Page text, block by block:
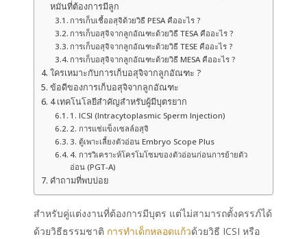
หมันที่ต้องการมีลูก
การเก็บเชื้ออสุจิด้วยวิธี PESA คืออะไร ?
การเก็บอสุจิจากลูกอัณฑะด้วยวิธี TESA คืออะไร ?
การเก็บอสุจิจากลูกอัณฑะด้วยวิธี TESE คืออะไร ?
การเก็บอสุจิจากลูกอัณฑะด้วยวิธี MESA คืออะไร ?
ใครเหมาะกับการเก็บอสุจิจากลูกอัณฑะ ?
ข้อดีของการเก็บอสุจิจากลูกอัณฑะ
4 เทคโนโลยีสำคัญสำหรับผู้มีบุตรยาก
1. ICSI (Intracytoplasmic Sperm Injection)
2. การแช่แข็งเซลล์อสุจิ
3. ตู้เพาะเลี้ยงตัวอ่อน Embryo Scope Plus
4. การวิเคราะห์โครโมโซมของตัวอ่อนก่อนการย้ายตัว
อ่อน (PGT-A)
คำถามที่พบบ่อย
สำหรับคู่แต่งงานที่ต้องการมีบุตร แต่ไม่สามารถตั้งครรภ์ได้
ด้วยวิธีธรรมชาติ การทำเด็กหลอดแก้วด้วยวิธี ICSI หรือ